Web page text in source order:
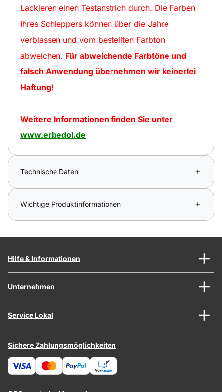
Lackieren einen Testanstrich durch. Die Farben
Ihres Schleppers können über die Jahre
verblassen und vom bestellten Farbton
abweichen. Für abweichende Farbtöne und
falsch Anwendung übernehmen wir keinerlei
Haftung!
Weitere Informationen finden Sie unter
www.erbedol.de
Technische Daten
Wichtige Produktinformationen
Hilfe & Informationen
Unternehmen
Service Lokal
Sichere Zahlungsmöglichkeiten